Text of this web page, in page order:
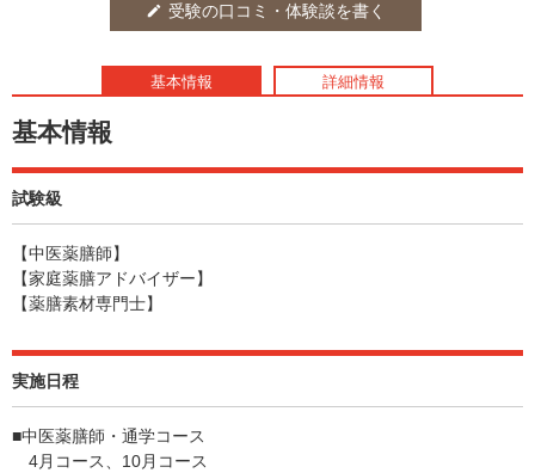
edit 受験の口コミ・体験談を書く
基本情報 詳細情報
基本情報
試験級
【中医薬膳師】
【家庭薬膳アドバイザー】
【薬膳素材専門士】
実施日程
■中医薬膳師・通学コース
4月コース、10月コース